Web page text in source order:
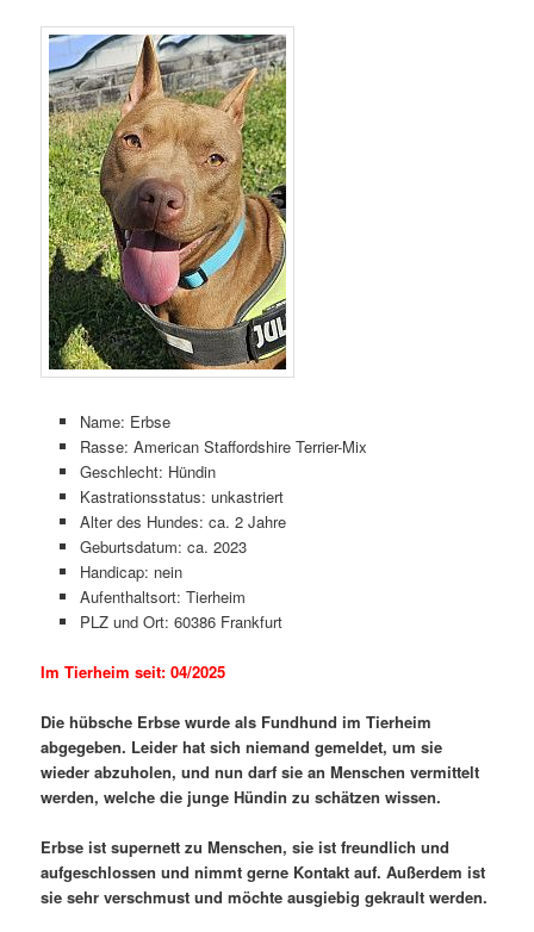
Name: Erbse
Rasse: American Staffordshire Terrier-Mix
Geschlecht: Hündin
Kastrationsstatus: unkastriert
Alter des Hundes: ca. 2 Jahre
Geburtsdatum: ca. 2023
Handicap: nein
Aufenthaltsort: Tierheim
PLZ und Ort: 60386 Frankfurt
Im Tierheim seit: 04/2025
Die hübsche Erbse wurde als Fundhund im Tierheim
abgegeben. Leider hat sich niemand gemeldet, um sie
wieder abzuholen, und nun darf sie an Menschen vermittelt
werden, welche die junge Hündin zu schätzen wissen.
Erbse ist supernett zu Menschen, sie ist freundlich und
aufgeschlossen und nimmt gerne Kontakt auf. Außerdem ist
sie sehr verschmust und möchte ausgiebig gekrault werden.